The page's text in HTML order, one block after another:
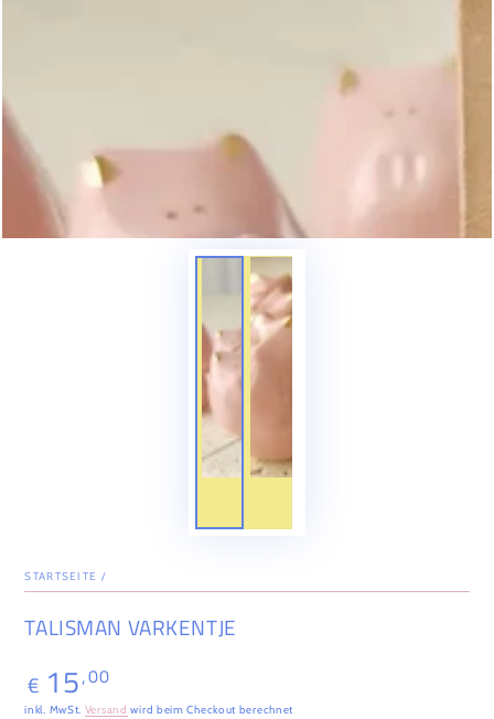
STARTSEITE /
TALISMAN VARKENTJE
Regulärer
Preis
€ 15,00
inkl. MwSt. Versand wird beim Checkout berechnet